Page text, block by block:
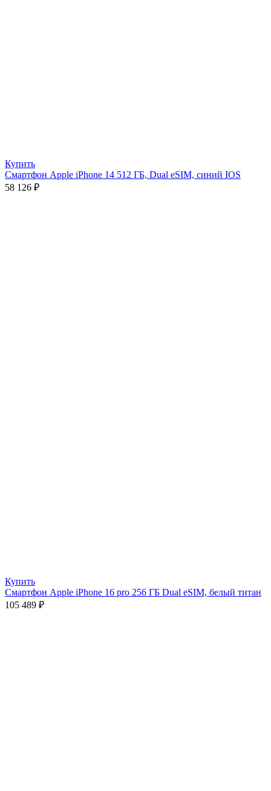
Купить
Смартфон Apple iPhone 14 512 ГБ, Dual eSIM, синий IOS
58 126 ₽
Купить
Смартфон Apple iPhone 16 pro 256 ГБ Dual eSIM, белый титан
105 489 ₽